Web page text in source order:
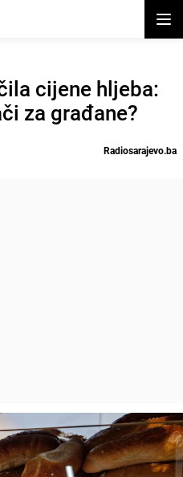
cijene hljeba:
za građane?
Radiosarajevo.ba